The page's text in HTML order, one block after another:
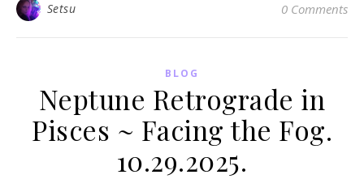
Setsu 0 Comments
BLOG
Neptune Retrograde in
Pisces ~ Facing the Fog.
10.29.2025.